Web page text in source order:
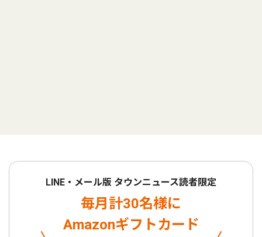
LINE・メール版 タウンニュース読者限定
毎月計30名様に
Amazonギフトカード